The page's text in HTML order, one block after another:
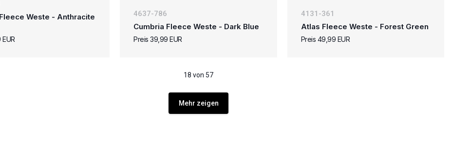
Weste - Anthracite
4637-786
Cumbria Fleece Weste - Dark Blue
Preis 39,99 EUR
4131-361
Atlas Fleece Weste - Forest Green
Preis 49,99 EUR
18 von 57
Mehr zeigen